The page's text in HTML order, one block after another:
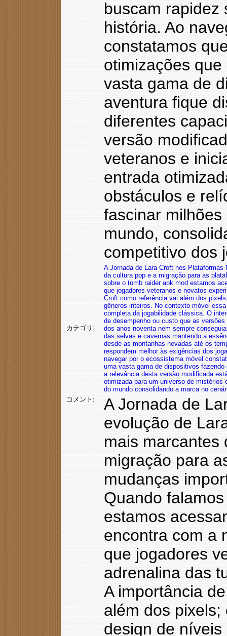
buscam rapidez
história. Ao
constatamos
otimizações
vasta gama de
aventura fique
diferentes
versão
veteranos e
entrada
obstáculos e
fascinar
mundo,
competitivo dos
カテゴリ:
A Jornada de Lara Croft nos
da cultura pop e a migração para as
sobre o tomb raider apk mod estamos
que jogadores veteranos e novatos
Croft como referência vai além dos
gêneros inteiros. No contexto móvel
completa da jogabilidade clássica. O
de desempenho ou custo que as
dos anos noventa nem sempre
das selvas e cavernas mantendo a
desde as montanhas nevadas até os
respondem melhor às exigências dos
navegar por o ecossistema móvel
uma vasta gama de dispositivos fazendo
a relevância desta versão modificada
otimizada para um universo de mistérios
do mundo consolidando a marca no
コメント:
A Jornada de
evolução de
mais marcantes
migração para
mudanças
Quando
estamos
encontra com a
que jogadores
adrenalina das
A importância
além dos
design de